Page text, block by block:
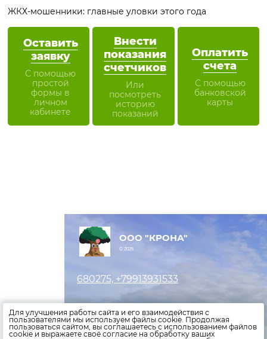
Оставить
заявку
С помощью
простой
формы в
личном
кабинете
Внести
показания
счетчиков
Или
посмотреть
историю
показаний
Оплатить
счета
С помощью
банковской
карты
ЖКХ-мошенники: главные уловки этого года
ООО "КРОНА"
© 2026
680275, +79913931533
Оставить заявку
Внести показания счетчиков
Для улучшения работы сайта и его взаимодействия с
пользователями мы используем файлы cookie. Продолжая
пользоваться сайтом, вы соглашаетесь с использованием файлов
cookie и выражаете своё согласие на обработку ваших